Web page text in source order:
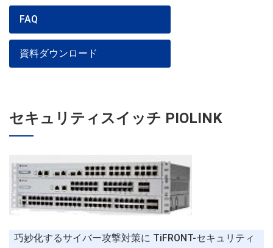
FAQ
資料ダウンロード
セキュリティスイッチ PIOLINK
巧妙化するサイバー攻撃対策に TiFRONT-セキュリティ